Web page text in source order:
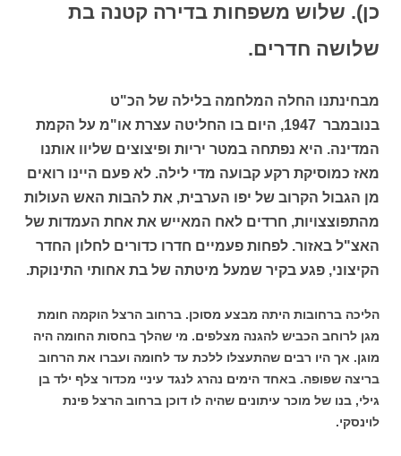
כן). שלוש משפחות בדירה קטנה בת
שלושה חדרים.
מבחינתנו החלה המלחמה בלילה של הכ"ט
בנובמבר 1947,
היום בו החליטה עצרת או"מ על הקמת
המדינה. היא נפתחה במטר יריות ופיצוצים שליוו אותנו
מאז כמוסיקת רקע קבועה מדי לילה. לא פעם היינו רואים
מן הגבול הקרוב של יפו הערבית, את להבות האש העולות
מהתפוצצויות, חרדים לאח המאייש את אחת העמדות של
האצ"ל באזור. לפחות פעמיים חדרו כדורים לחלון החדר
הקיצוני, פגע בקיר שמעל מיטתה של בת אחותי התינוקת.
הליכה ברחובות היתה מבצע מסוכן. ברחוב הרצל הוקמה חומת
מגן לרוחב הכביש להגנה מצלפים. מי שהלך בחסות החומה היה
מוגן. אך היו רבים שהתעצלו ללכת עד לחומה ועברו את הרחוב
בריצה שפופה. באחד הימים נהרג לנגד עיניי מכדור צלף ילד בן
גילי, בנו של מוכר עיתונים שהיה לו דוכן ברחוב הרצל פינת
לוינסקי.